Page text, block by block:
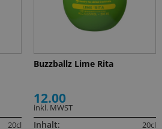
20cl
Buzzballz Lime Rita
12.00
inkl. MWST
Inhalt: 20cl